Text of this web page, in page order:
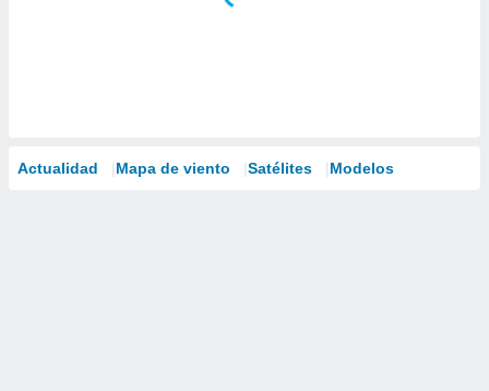
Actualidad Mapa de viento Satélites Modelos